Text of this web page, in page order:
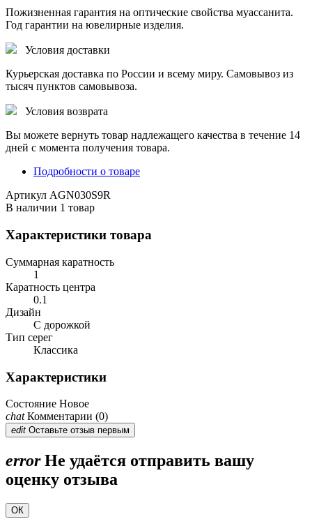
Пожизненная гарантия на оптические свойства муассанита.
Год гарантии на ювелирные изделия.
Условия доставки
Курьерская доставка по России и всему миру. Самовывоз из
тысяч пунктов самовывоза.
Условия возврата
Вы можете вернуть товар надлежащего качества в течение 14
дней с момента получения товара.
Подробности о товаре
Артикул AGN030S9R
В наличии 1 товар
Характеристики товара
Суммарная каратность
1
Каратность центра
0.1
Дизайн
С дорожкой
Тип серег
Классика
Характеристики
Состояние Новое
chatКомментарии (0)
edit Оставьте отзыв первым
errorНе удаётся отправить вашу
оценку отзыва
ОК